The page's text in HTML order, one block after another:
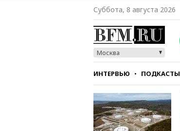
Суббота, 8 августа 2026
Москва
ИНТЕРВЬЮ ПОДКАСТЫ
СТИЛЬ ТЕСТЫ